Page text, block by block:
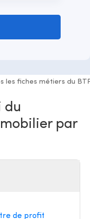
les fiches métiers du
du
par
de profit